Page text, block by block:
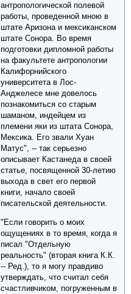
антропологической полевой
работы, проведенной мною в
штате Аризона и мексиканском
штате Сонора. Во время
подготовки дипломной работы
на факультете антропологии
Калифорнийского
университета в Лос-
Анджелесе мне довелось
познакомиться со старым
шаманом, индейцем из
племени яки из штата Сонора,
Мексика. Его звали Хуан
Матус", -- так серьезно
описывает Кастанеда в своей
статье, посвященной 30-летию
выхода в свет его первой
книги, начало своей
писательской деятельности.
"Если говорить о моих
ощущениях в то время, когда я
писал "Отдельную
реальность" (вторая книга К.К.
-- Ред.), то я могу правдиво
утверждать, что считал себя
счастливчиком, погруженным в